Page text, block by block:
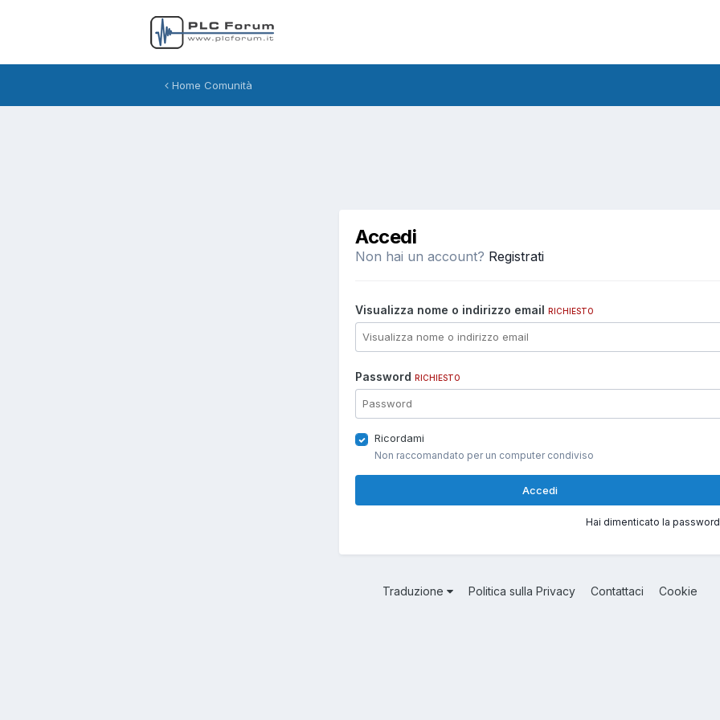
Home Comunità
Accedi
Non hai un account? Registrati
Visualizza nome o indirizzo email RICHIESTO
Password RICHIESTO
Ricordami
Non raccomandato per un computer condiviso
Accedi
Hai dimenticato la
Traduzione Politica sulla Privacy Contattaci Cookie